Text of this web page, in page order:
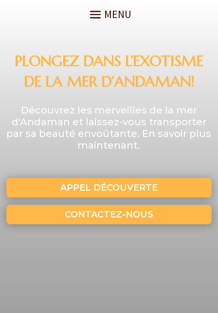
PLONGEZ DANS L’EXOTISME
DE LA MER D’ANDAMAN!
Découvrez les merveilles de la mer
d'Andaman et laissez-vous transporter
par sa beauté envoûtante. En savoir plus
maintenant.
APPEL DÉCOUVERTE
CONTACTEZ-NOUS